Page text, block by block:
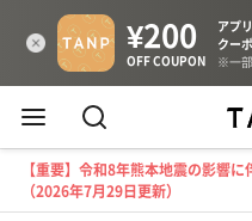
【重要】令和8年熊本地震の影響
（2026年7月29日更新）